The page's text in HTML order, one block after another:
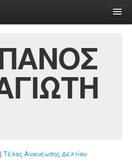
Τέλος Ανανέωσης Δελτίου